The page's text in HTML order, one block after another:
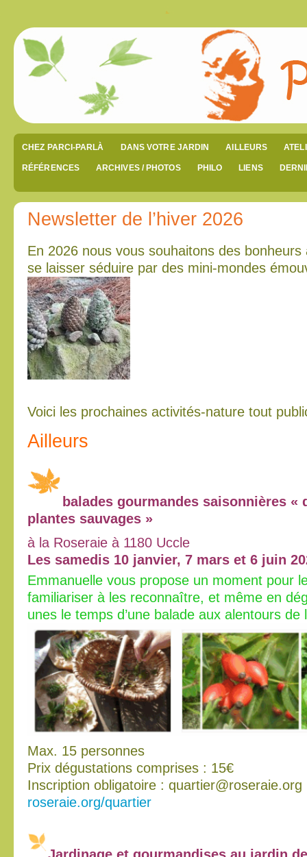
CHEZ PARCI-PARLÀ DANS VOTRE JARDIN AILLEURS
RÉFÉRENCES ARCHIVES / PHOTOS PHILO LIENS
Newsletter de l’hiver 2026
En 2026 nous vous souhaitons des bonheurs
se laisser séduire par des mini-mondes
Voici les prochaines activités-nature tout
Ailleurs
balades gourmandes saisonnières «
plantes sauvages »
à la Roseraie à 1180 Uccle
Les samedis 10 janvier, 7 mars et 6 juin
Emmanuelle vous propose un moment pour
familiariser à les reconnaître, et même en
unes le temps d’une balade aux alentours de
Max. 15 personnes
Prix dégustations comprises : 15€
Inscription obligatoire : quartier@roseraie.org
roseraie.org/quartier